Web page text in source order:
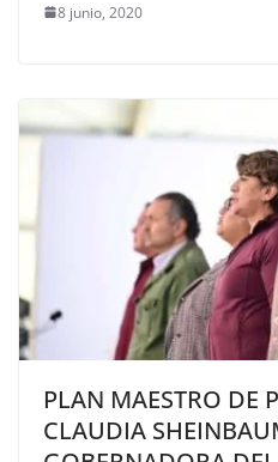
8 junio, 2020
PLAN MAESTRO DE
CLAUDIA